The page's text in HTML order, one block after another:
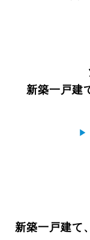
新築一戸建
▶
新築一戸建て